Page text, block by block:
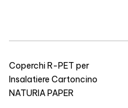
Coperchi R-PET per
Insalatiere Cartoncino
NATURIA PAPER